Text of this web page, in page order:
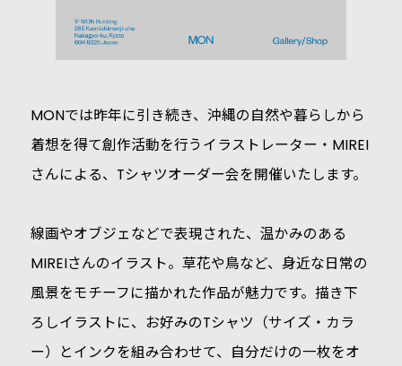
MONでは昨年に引き続き、沖縄の自然や暮らしから
着想を得て創作活動を行うイラストレーター・MIREI
さんによる、Tシャツオーダー会を開催いたします。
線画やオブジェなどで表現された、温かみのある
MIREIさんのイラスト。草花や鳥など、身近な日常の
風景をモチーフに描かれた作品が魅力です。描き下
ろしイラストに、お好みのTシャツ（サイズ・カラ
ー）とインクを組み合わせて、自分だけの一枚をオ